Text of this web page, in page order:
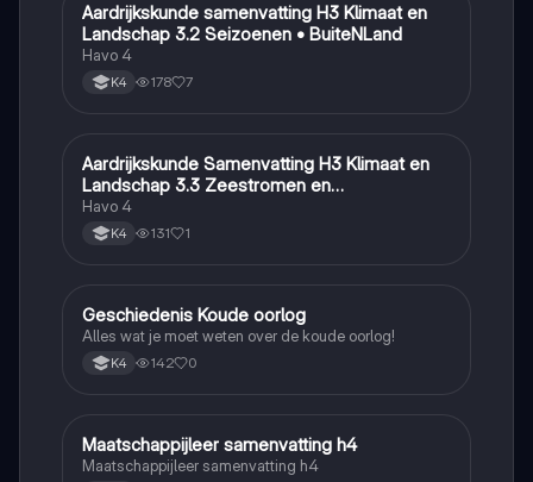
Aardrijkskunde
Aardrijkskunde samenvatting H3 Klimaat en
Landschap 3.2 Seizoenen • BuiteNLand
Havo 4
K4 178 7
Aardrijkskunde
Aardrijkskunde Samenvatting H3 Klimaat en
Landschap 3.3 Zeestromen en
Klimaatgebieden • BuiteNLand
Havo 4
K4 131 1
Geschiedenis
Geschiedenis Koude oorlog
Alles wat je moet weten over de koude oorlog!
K4 142 0
Maatschappijleer
Maatschappijleer samenvatting h4
Maatschappijleer samenvatting h4